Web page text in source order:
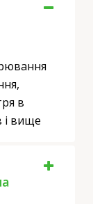
в
і вище